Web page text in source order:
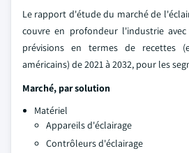
Le rapport d'étude du marché de
couvre en profondeur l'industrie
prévisions en termes de recettes
américains) de 2021 à 2032, pour les
Marché, par solution
Matériel
Appareils d'éclairage
Contrôleurs d'éclairage